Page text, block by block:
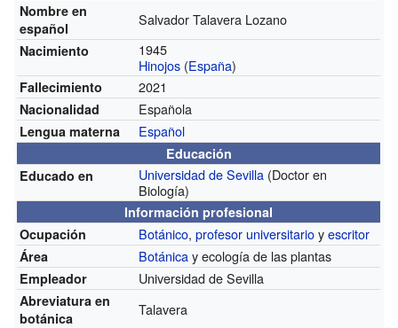
Nombre en
español
Salvador Talavera Lozano
Nacimiento
1945
Hinojos (España)
Fallecimiento 2021
Nacionalidad Española
Lengua materna Español
Educación
Educado en
Universidad de Sevilla (Doctor en
Biología)
Información profesional
Ocupación
Botánico,profesor universitarioyescritor
Área Botánicay ecología de las plantas
Empleador Universidad de Sevilla
Abreviatura en
botánica
Talavera